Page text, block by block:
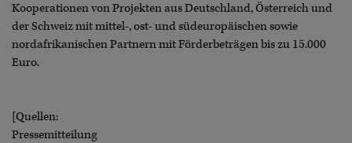
Kooperationen von Projekten aus Deutschland, Österreich und
der Schweiz mit mittel-, ost- und südeuropäischen sowie
nordafrikanischen Partnern mit Förderbeträgen bis zu 15.000
Euro.
[Quellen:
Pressemitteilung